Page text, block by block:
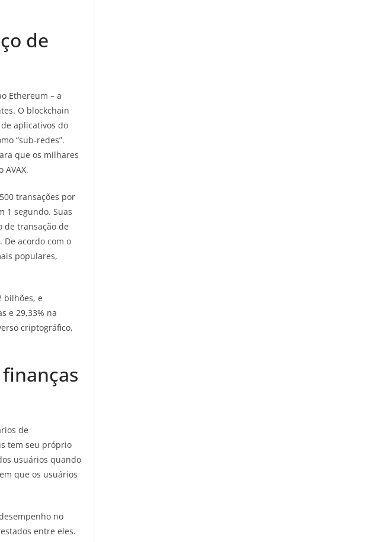
de
Ethereum – a
O blockchain
aplicativos do
“sub-redes”.
que os milhares
transações por
1 segundo. Suas
de transação de
De acordo com o
populares,
bilhões, e
e 29,33% na
criptográfico,
de
tem seu próprio
usuários quando
que os usuários
no
entre eles.